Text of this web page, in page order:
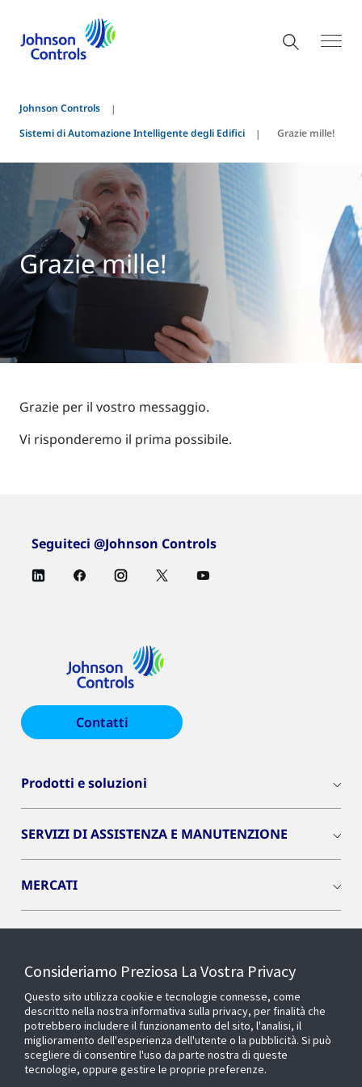
Johnson Controls
Sistemi di Automazione Intelligente degli Edifici
Grazie mille!
Grazie mille!
Grazie per il vostro messaggio.
Vi risponderemo il prima possibile.
Seguiteci @Johnson Controls
Contatti
Prodotti e soluzioni
SERVIZI DI ASSISTENZA E MANUTENZIONE
MERCATI
OPENBLUE
Consideriamo Preziosa La Vostra Privacy
Questo sito utilizza cookie e tecnologie connesse, come
descritto nella nostra informativa sulla privacy, per finalità che
potrebbero includere il funzionamento del sito, l'analisi, il
miglioramento dell'esperienza dell'utente o la pubblicità. Si può
scegliere di consentire l'uso da parte nostra di queste
tecnologie, oppure gestire le proprie preferenze.